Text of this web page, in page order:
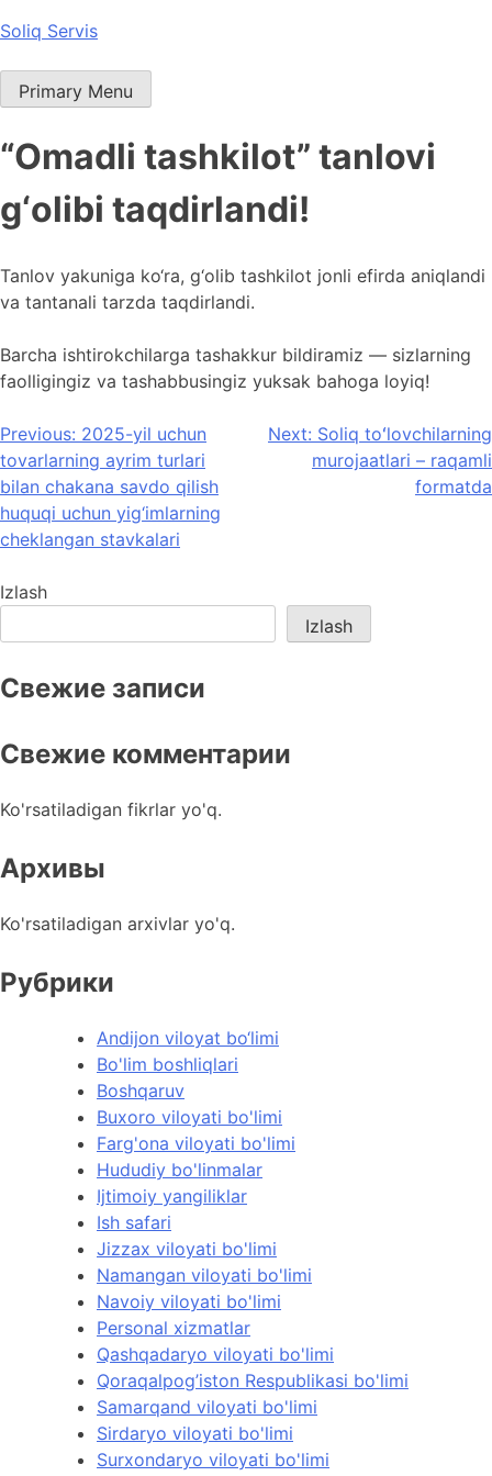
Skip
content
Soliq Servis
Primary Menu
“Omadli tashkilot” tanlovi
g‘olibi taqdirlandi!
Tanlov yakuniga ko‘ra, g‘olib tashkilot jonli efirda aniqlandi
va tantanali tarzda taqdirlandi.
Barcha ishtirokchilarga tashakkur bildiramiz — sizlarning
faolligingiz va tashabbusingiz yuksak bahoga loyiq!
Post
menyusi
Previous: 2025-yil uchun
tovarlarning ayrim turlari
bilan chakana savdo qilish
huquqi uchun yig‘imlarning
cheklangan stavkalari
Next: Soliq toʻlovchilarning
murojaatlari – raqamli
formatda
Izlash
Izlash
Свежие записи
Свежие комментарии
Ko'rsatiladigan fikrlar yo'q.
Архивы
Ko'rsatiladigan arxivlar yo'q.
Рубрики
Andijon viloyat bo‘limi
Bo'lim boshliqlari
Boshqaruv
Buxoro viloyati bo'limi
Farg'ona viloyati bo'limi
Hududiy bo'linmalar
Ijtimoiy yangiliklar
Ish safari
Jizzax viloyati bo'limi
Namangan viloyati bo'limi
Navoiy viloyati bo'limi
Personal xizmatlar
Qashqadaryo viloyati bo'limi
Qoraqalpog’iston Respublikasi bo'limi
Samarqand viloyati bo'limi
Sirdaryo viloyati bo'limi
Surxondaryo viloyati bo'limi